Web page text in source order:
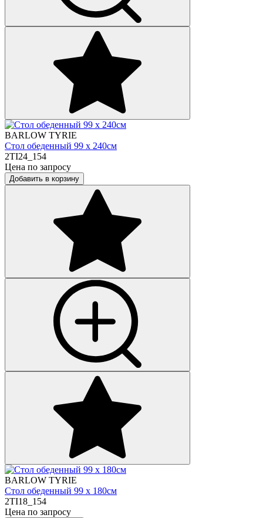
BARLOW TYRIE
Стол обеденный 99 х 240см
2TI24_154
Цена по запросу
Добавить в корзину
BARLOW TYRIE
Стол обеденный 99 х 180см
2TI18_154
Цена по запросу